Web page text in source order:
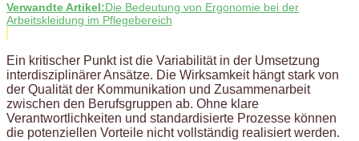
Verwandte Artikel:Die Bedeutung von Ergonomie bei der
Arbeitskleidung im Pflegebereich
Ein kritischer Punkt ist die Variabilität in der Umsetzung
interdisziplinärer Ansätze. Die Wirksamkeit hängt stark von
der Qualität der Kommunikation und Zusammenarbeit
zwischen den Berufsgruppen ab. Ohne klare
Verantwortlichkeiten und standardisierte Prozesse können
die potenziellen Vorteile nicht vollständig realisiert werden.